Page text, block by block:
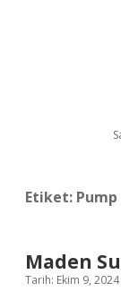
Etiket: Pump
Maden
Tarih: Ekim 9, 2024